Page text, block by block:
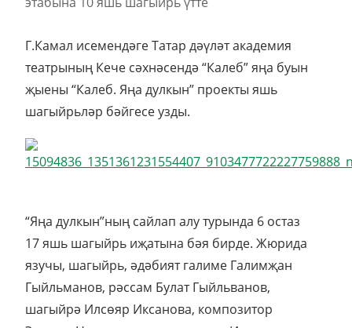
Г.Камал исемендәге Татар дәүләт академия
театрының Кече сәхнәсендә “Калеб” яңа буын
җыены “Калеб. Яңа дулкын” проекты яшь
шагыйрьләр бәйгесе узды.
“Яңа дулкын”ның сайлап алу турында 6 остаз
17 яшь шагыйрь иҗатына бәя бирде. Жюрида
язучы, шагыйрь, әдәбият галиме Галимҗан
Гыйльманов, рәссам Булат Гыйльванов,
шагыйрә Илсөяр Иксанова, композитор